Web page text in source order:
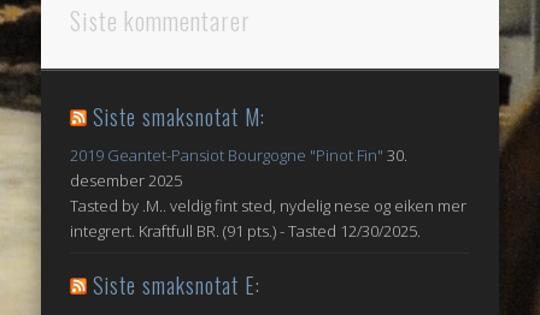
Siste kommentarer
Siste smaksnotat M:
2019 Geantet-Pansiot Bourgogne "Pinot Fin" 30.
desember 2025
Tasted by .M.. veldig fint sted, nydelig nese og eiken mer
integrert. Kraftfull BR. (91 pts.) - Tasted 12/30/2025.
Siste smaksnotat E: